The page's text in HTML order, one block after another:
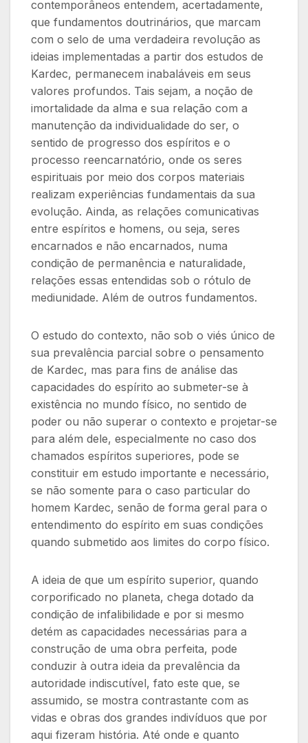
contemporâneos entendem, acertadamente,
que fundamentos doutrinários, que marcam
com o selo de uma verdadeira revolução as
ideias implementadas a partir dos estudos de
Kardec, permanecem inabaláveis em seus
valores profundos. Tais sejam, a noção de
imortalidade da alma e sua relação com a
manutenção da individualidade do ser, o
sentido de progresso dos espíritos e o
processo reencarnatório, onde os seres
espirituais por meio dos corpos materiais
realizam experiências fundamentais da sua
evolução. Ainda, as relações comunicativas
entre espíritos e homens, ou seja, seres
encarnados e não encarnados, numa
condição de permanência e naturalidade,
relações essas entendidas sob o rótulo de
mediunidade. Além de outros fundamentos.
O estudo do contexto, não sob o viés único de
sua prevalência parcial sobre o pensamento
de Kardec, mas para fins de análise das
capacidades do espírito ao submeter-se à
existência no mundo físico, no sentido de
poder ou não superar o contexto e projetar-se
para além dele, especialmente no caso dos
chamados espíritos superiores, pode se
constituir em estudo importante e necessário,
se não somente para o caso particular do
homem Kardec, senão de forma geral para o
entendimento do espírito em suas condições
quando submetido aos limites do corpo físico.
A ideia de que um espírito superior, quando
corporificado no planeta, chega dotado da
condição de infalibilidade e por si mesmo
detém as capacidades necessárias para a
construção de uma obra perfeita, pode
conduzir à outra ideia da prevalência da
autoridade indiscutível, fato este que, se
assumido, se mostra contrastante com as
vidas e obras dos grandes indivíduos que por
aqui fizeram história. Até onde e quanto